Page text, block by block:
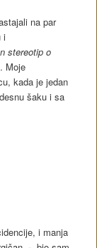
na par
i
stereotip o
Moje
kada je jedan
šaku i sa
i manja